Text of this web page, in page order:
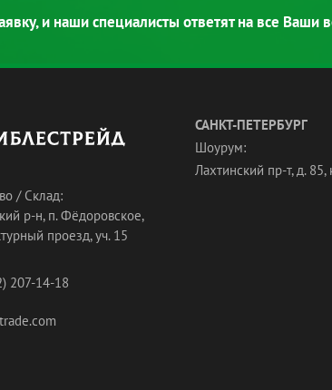
и наши специалисты ответят на все Ваши
/ Склад:
р-н, п. Фёдоровское,
проезд, уч. 15
207-14-18
САНКТ-ПЕТЕРБУРГ
Шоурум:
Лахтинский пр-т, д. 85,